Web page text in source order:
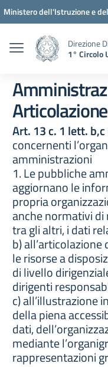
Vai ai contenuti
Vai al menu di navigazione
Vai al footer
Ministero dell'Istruzione e
Direzione
1° Circolo
Art. 13 c. 1 lett. b,c
concernenti
amministrazioni
1. Le pubbliche
aggiornano le
propria
anche normativi
tra gli altri, i dati
b)
le risorse a
di livello
dirigenti
c) all’illustrazione
della piena
dati,
mediante
rappresentazioni